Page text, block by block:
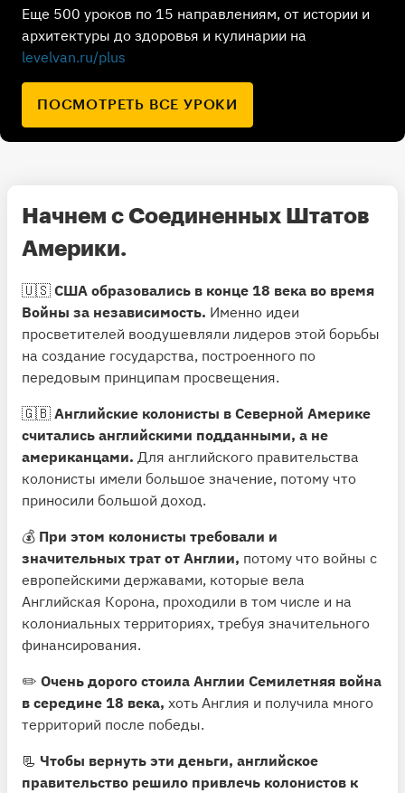
Еще 500 уроков по 15 направлениям, от истории и
архитектуры до здоровья и кулинарии на
levelvan.ru/plus
ПОСМОТРЕТЬ ВСЕ УРОКИ
Начнем с Соединенных Штатов
Америки.
🇺🇸 США образовались в конце 18 века во время
Войны за независимость. Именно идеи
просветителей воодушевляли лидеров этой борьбы
на создание государства, построенного по
передовым принципам просвещения.
🇬🇧 Английские колонисты в Северной Америке
считались английскими подданными, а не
американцами. Для английского правительства
колонисты имели большое значение, потому что
приносили большой доход.
💰 При этом колонисты требовали и
значительных трат от Англии, потому что войны с
европейскими державами, которые вела
Английская Корона, проходили в том числе и на
колониальных территориях, требуя значительного
финансирования.
✏️ Очень дорого стоила Англии Семилетняя война
в середине 18 века, хоть Англия и получила много
территорий после победы.
📃 Чтобы вернуть эти деньги, английское
правительство решило привлечь колонистов к